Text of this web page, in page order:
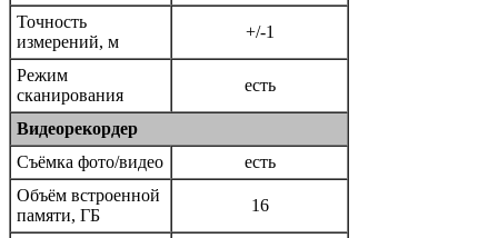
Точность
измерений, м
+/-1
Режим
сканирования
есть
Видеорекордер
Съёмка фото/видео
есть
Объём встроенной
памяти, ГБ
16